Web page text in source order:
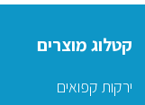
קטלוג מוצרים
ירקות קפואים